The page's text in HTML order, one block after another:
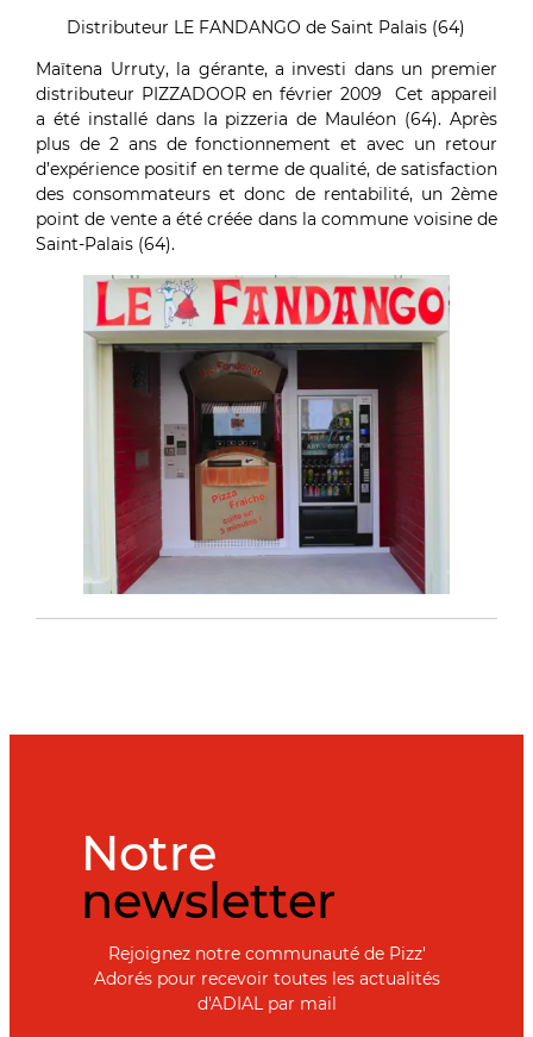
Distributeur LE FANDANGO de Saint Palais (64)
Maïtena Urruty, la gérante, a investi dans un premier
distributeur PIZZADOOR en février 2009 Cet appareil
a été installé dans la pizzeria de Mauléon (64). Après
plus de 2 ans de fonctionnement et avec un retour
d’expérience positif en terme de qualité, de satisfaction
des consommateurs et donc de rentabilité, un 2ème
point de vente a été créée dans la commune voisine de
Saint-Palais (64).
Notre
newsletter
Rejoignez notre communauté de Pizz'
Adorés pour recevoir toutes les actualités
d'ADIAL par mail